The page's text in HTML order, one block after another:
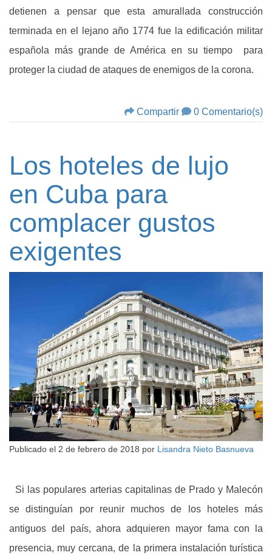
detienen a pensar que esta amurallada construcción
terminada en el lejano año 1774 fue la edificación militar
española más grande de América en su tiempo para
proteger la ciudad de ataques de enemigos de la corona.
Compartir 0 Comentario(s)
Los hoteles de lujo
en Cuba para
complacer gustos
exigentes
Publicado el 2 de febrero de 2018 por Lisandra Nieto Basnueva
Si las populares arterias capitalinas de Prado y Malecón
se distinguían por reunir muchos de los hoteles más
antiguos del país, ahora adquieren mayor fama con la
presencia, muy cercana, de la primera instalación turística